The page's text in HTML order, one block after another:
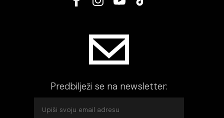
Predbilježi se na newsletter: